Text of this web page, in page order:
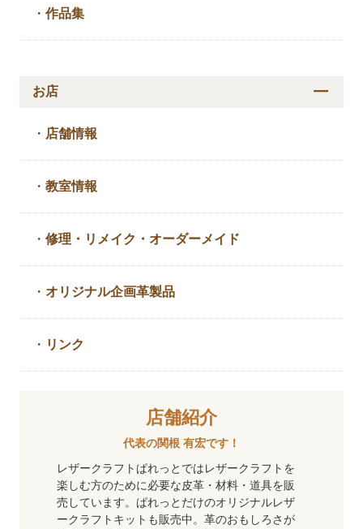
・作品集
お店
・ 店舗情報
・教室情報
・修理・リメイク・ オーダーメイド
・ オリジナル企画革製品
・ リンク
店舗紹介
代表の関根 有宏です！
レザークラフトぱれっとではレザークラフトを
楽しむ方のために必要な皮革・材料・道具を販
売しています。ぱれっとだけのオリジナルレザ
ークラフトキットも販売中。革のおもしろさが